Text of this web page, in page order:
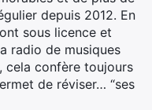
depuis 2012. En
sous licence et
radio de musiques
cela confère toujours
de réviser… “ses